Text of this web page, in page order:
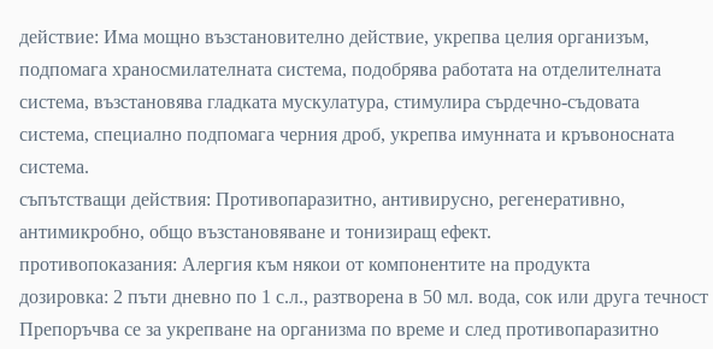
действие: Има мощно възстановително действие, укрепва целия организъм,
подпомага храносмилателната система, подобрява работата на отделителната
система, възстановява гладката мускулатура, стимулира сърдечно-съдовата
система, специално подпомага черния дроб, укрепва имунната и кръвоносната
система.
съпътстващи действия: Противопаразитно, антивирусно, регенеративно,
антимикробно, общо възстановяване и тонизиращ ефект.
противопоказания: Алергия към някои от компонентите на продукта
дозировка: 2 пъти дневно по 1 с.л., разтворена в 50 мл. вода, сок или друга течност
Препоръчва се за укрепване на организма по време и след противопаразитно